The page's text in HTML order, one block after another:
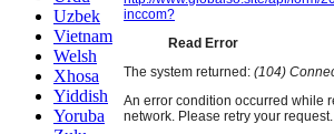
Uzbek
Vietnamese
Welsh
Xhosa
Yiddish
Yoruba